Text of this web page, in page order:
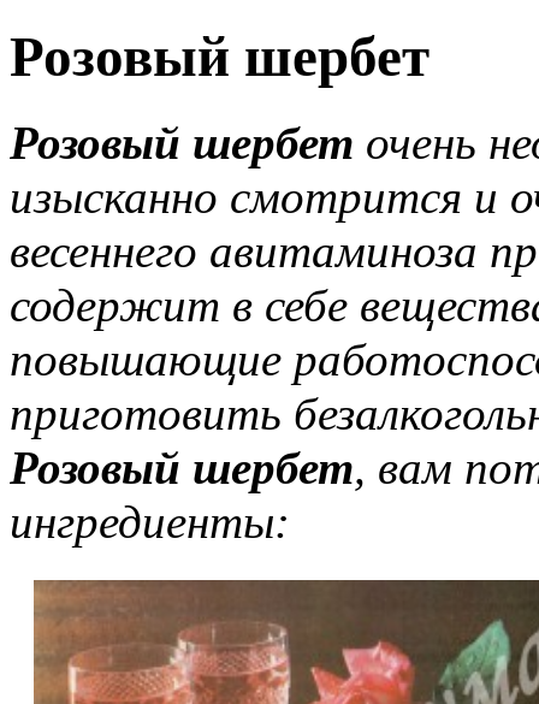
Розовый шербет
Розовый шербет очень
изысканно смотрится и
весеннего авитаминоза
содержит в себе
повышающие
приготовить
Розовый шербет, вам
ингредиенты: